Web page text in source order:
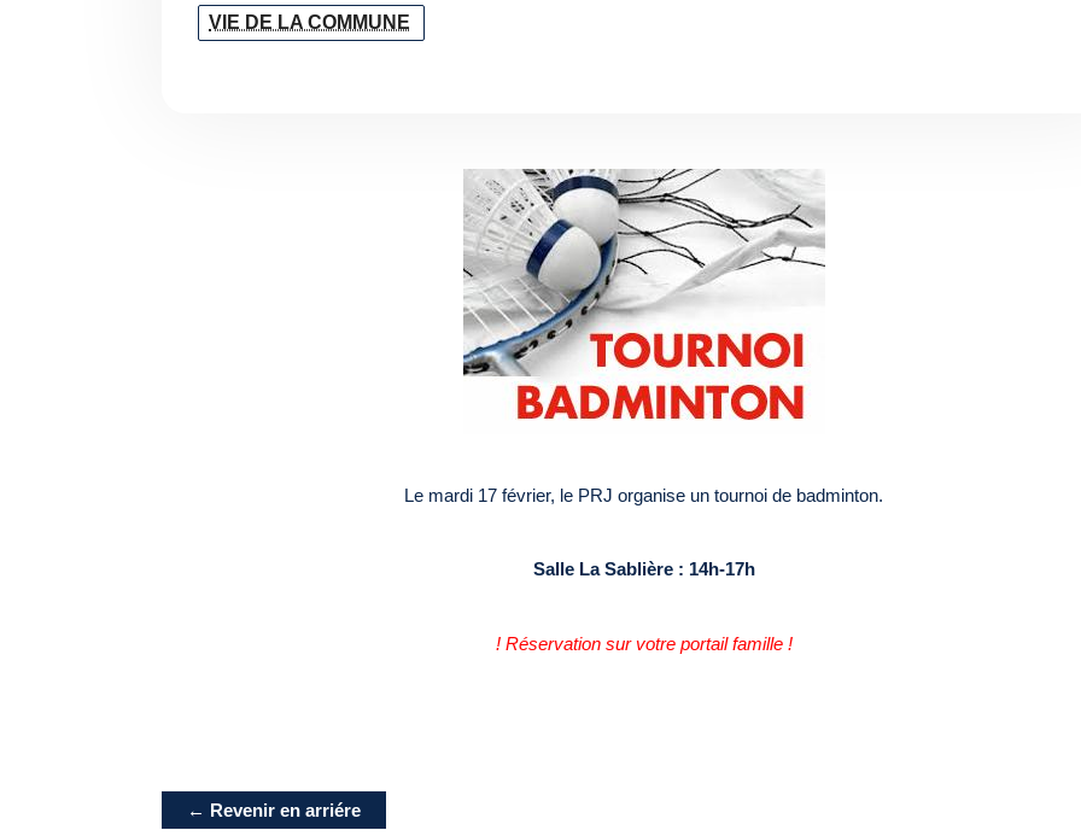
VIE DE LA COMMUNE
Le mardi 17 février, le PRJ organise un tournoi de badminton.
Salle La Sablière : 14h-17h
! Réservation sur votre portail famille !
← Revenir en arriére